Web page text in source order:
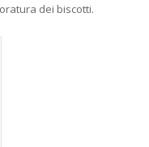
dei biscotti.